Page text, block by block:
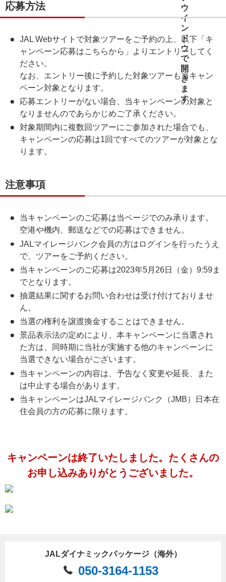
応募方法
JAL Webサイトで対象ツアーをご予約の上、以下「キ
ャンペーン応募はこちらから」よりエントリーしてく
ださい。
なお、エントリー後に予約した対象ツアーも当キャン
ペーン対象となります。
応募エントリーがない場合、当キャンペーンの対象と
なりませんのであらかじめご了承ください。
対象期間内に複数回ツアーにご参加された場合でも、
キャンペーンの応募は1回ですべてのツアーが対象とな
ります。
注意事項
当キャンペーンのご応募は当ページでのみ承ります。
空港や機内、郵送などでの応募はできません。
JALマイレージバンク会員の方はログインを行ったうえ
で、ツアーをご予約ください。
当キャンペーンのご応募は2023年5月26日（金）9:59ま
でとなります。
抽選結果に関するお問い合わせは受け付けておりませ
ん。
当選の権利を譲渡換金することはできません。
景品表示法の定めにより、本キャンペーンに当選され
た方は、同時期に当社が実施する他のキャンペーンに
当選できない場合がございます。
当キャンペーンの内容は、予告なく変更や延長、また
は中止する場合があります。
当キャンペーンはJALマイレージバンク（JMB）日本在
住会員の方の応募に限ります。
キャンペーンは終了いたしました。たくさんの
お申し込みありがとうございました。
JALダイナミックパッケージ（海外）
050-3164-1153